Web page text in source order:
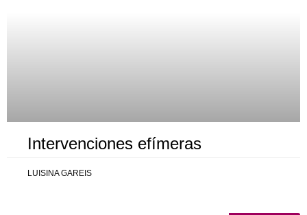
Intervenciones efímeras
LUISINA GAREIS